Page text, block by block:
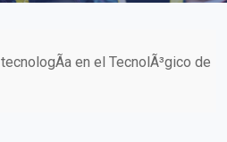
en el TecnolÃ³gico de